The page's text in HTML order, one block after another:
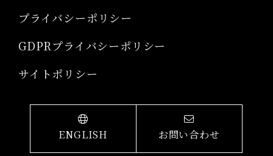
プライバシーポリシー
GDPRプライバシーポリシー
サイトポリシー
ENGLISH お問い合わせ